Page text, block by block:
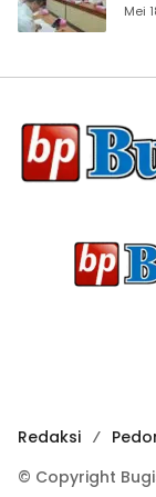
Mei
Redaksi
© Copyright